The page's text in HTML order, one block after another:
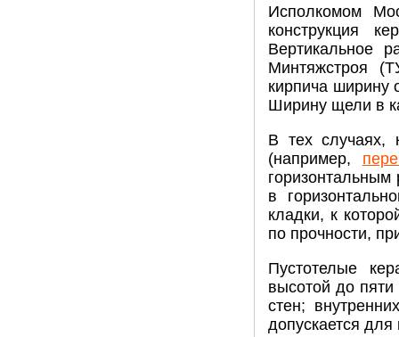
Исполкомом
конструкция
Вертикальное
Минтяжстроя
кирпича ширину
Ширину щели в
В тех случаях,
(например,
горизонтальным
в
кладки, к
по прочности,
Пустотелые
высотой до
стен;
допускается